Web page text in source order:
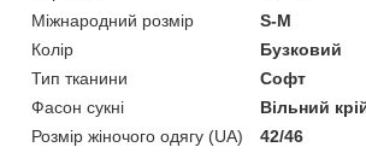
Міжнародний розмір
S-M
Колір
Бузковий
Тип тканини
Софт
Фасон сукні
Вільний
Розмір жіночого одягу (UA)
42/46